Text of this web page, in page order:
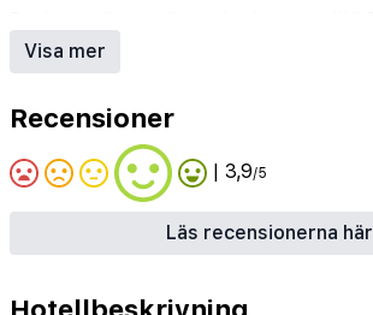
Restaurang
Hotellbar
Visa mer
Recensioner
| 3,9/5
Läs recensionerna här